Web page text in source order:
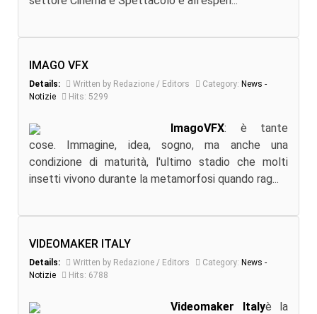
IMAGO VFX
Details: Written by Redazione / Editors Category: News -
Notizie
Hits: 5299
ImagoVFX: è tante
cose. Immagine, idea, sogno, ma anche una
condizione di maturità, l'ultimo stadio che molti
insetti vivono durante la metamorfosi quando rag...
VIDEOMAKER ITALY
Details: Written by Redazione / Editors Category: News -
Notizie
Hits: 6788
Videomaker Italyè la